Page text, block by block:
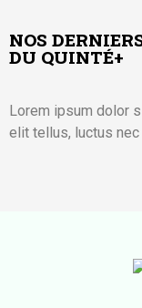
NOS
DU QUINTÉ+
Lorem ipsum dolor
elit tellus, luctus nec